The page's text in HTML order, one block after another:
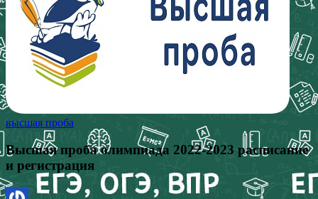
высшая проба
Высшая проба олимпиада 2022-2023 расписание
и регистрация